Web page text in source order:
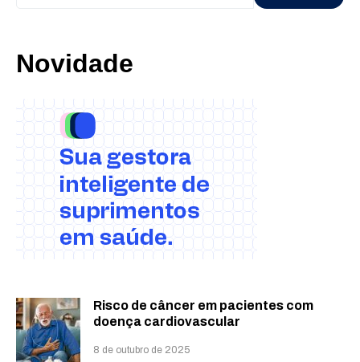
Novidade
Risco de câncer em pacientes com
doença cardiovascular
8 de outubro de 2025